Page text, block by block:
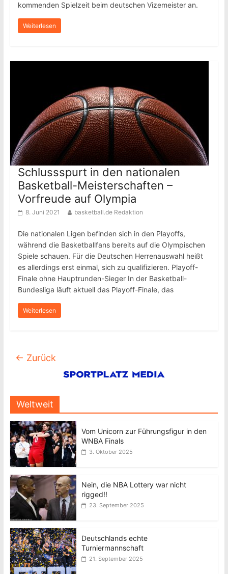
kommenden Spielzeit beim deutschen Vizemeister an.
Weiterlesen
Schlussspurt in den nationalen
Basketball-Meisterschaften –
Vorfreude auf Olympia
8. Juni 2021 basketball.de Redaktion
Die nationalen Ligen befinden sich in den Playoffs,
während die Basketballfans bereits auf die Olympischen
Spiele schauen. Für die Deutschen Herrenauswahl heißt
es allerdings erst einmal, sich zu qualifizieren. Playoff-
Finale ohne Hauptrunden-Sieger In der Basketball-
Bundesliga läuft aktuell das Playoff-Finale, das
Weiterlesen
← Zurück
Weltweit
Vom Unicorn zur Führungsfigur in den
WNBA Finals
3. Oktober 2025
Nein, die NBA Lottery war nicht
rigged!!
23. September 2025
Deutschlands echte
Turniermannschaft
21. September 2025